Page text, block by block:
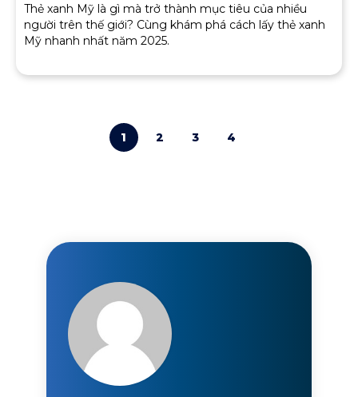
Thẻ xanh Mỹ là gì mà trở thành mục tiêu của nhiều
người trên thế giới? Cùng khám phá cách lấy thẻ xanh
Mỹ nhanh nhất năm 2025.
1 2 3 4